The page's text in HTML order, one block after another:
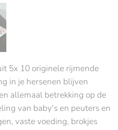
5x 10 originele rijmende
in je hersenen blijven
allemaal betrekking op de
van baby's en peuters en
vaste voeding, brokjes